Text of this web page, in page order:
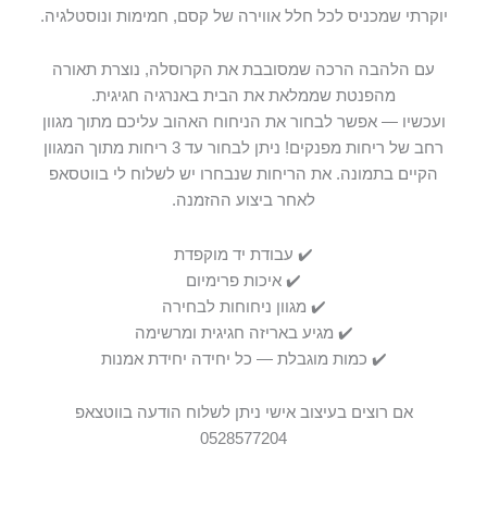
יוקרתי שמכניס לכל חלל אווירה של קסם, חמימות ונוסטלגיה.
עם הלהבה הרכה שמסובבת את הקרוסלה, נוצרת תאורה
מהפנטת שממלאת את הבית באנרגיה חגיגית.
ועכשיו — אפשר לבחור את הניחוח האהוב עליכם מתוך מגוון
רחב של ריחות מפנקים! ניתן לבחור עד 3 ריחות מתוך המגוון
הקיים בתמונה. את הריחות שנבחרו יש לשלוח לי בווטסאפ
לאחר ביצוע ההזמנה.
✔️ עבודת יד מוקפדת
✔️ איכות פרימיום
✔️ מגוון ניחוחות לבחירה
✔️ מגיע באריזה חגיגית ומרשימה
✔️ כמות מוגבלת — כל יחידה יחידת אמנות
אם רוצים בעיצוב אישי ניתן לשלוח הודעה בווטצאפ
0528577204